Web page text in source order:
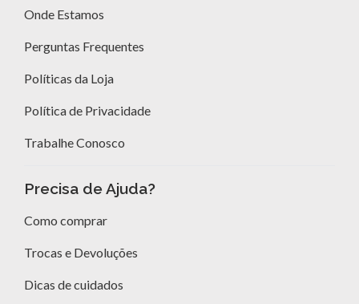
Onde Estamos
Perguntas Frequentes
Políticas da Loja
Política de Privacidade
Trabalhe Conosco
Precisa de Ajuda?
Como comprar
Trocas e Devoluções
Dicas de cuidados